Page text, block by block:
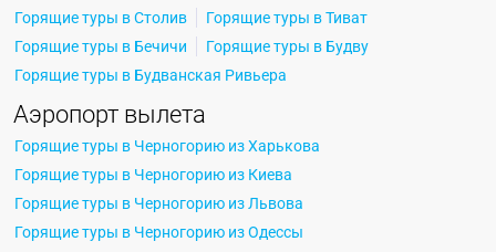
Горящие туры в Столив
Горящие туры в Тиват
Горящие туры в Бечичи
Горящие туры в Будву
Горящие туры в Будванская Ривьера
Аэропорт вылета
Горящие туры в Черногорию из Харькова
Горящие туры в Черногорию из Киева
Горящие туры в Черногорию из Львова
Горящие туры в Черногорию из Одессы